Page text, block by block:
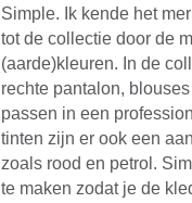
Simple. Ik kende het
tot de collectie door de
(aarde)kleuren. In de
rechte pantalon,
passen in een
tinten zijn er ook een
zoals rood en petrol.
te maken zodat je de